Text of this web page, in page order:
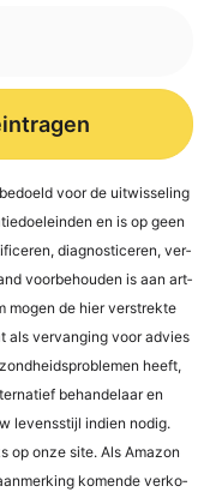
voor de uit­wis­se­ling
en is op geen
dia­gno­sti­ce­ren, ver­
voor­be­hou­den is aan art­
mogen de hier ver­st­rek­te
als ver­van­ging voor advies
heeft,
behan­del­a­ar en
levens­sti­jl indi­en nodig.
op onze site. Als Ama­zon
komen­de ver­ko­